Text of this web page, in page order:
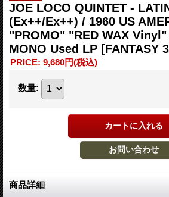
JOE LOCO QUINTET -
(Ex++/Ex++) / 1960 US
"PROMO" "RED WAX
MONO Used LP [FANTASY
PRICE: 9,680円(税込)
数量:
商品詳細